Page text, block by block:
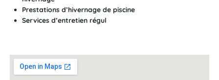
Prestations d’hivernage de piscine
Services d’entretien régul